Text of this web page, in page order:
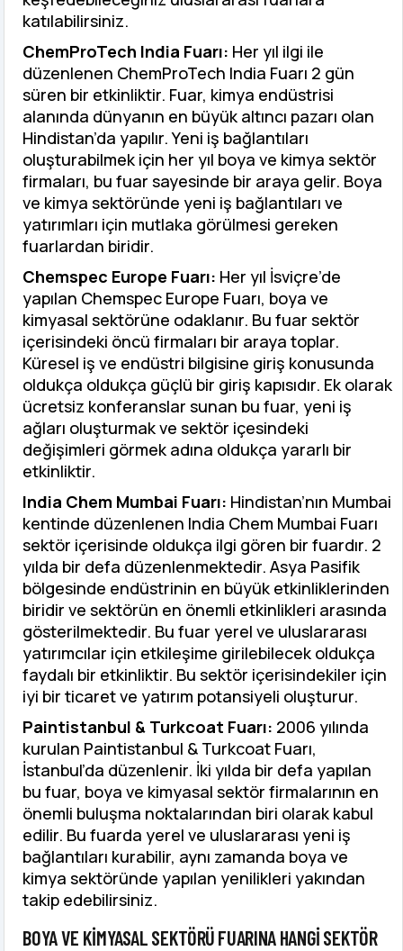
katılabilirsiniz.
ChemProTech India Fuarı: Her yıl ilgi ile
düzenlenen ChemProTech India Fuarı 2 gün
süren bir etkinliktir. Fuar, kimya endüstrisi
alanında dünyanın en büyük altıncı pazarı olan
Hindistan’da yapılır. Yeni iş bağlantıları
oluşturabilmek için her yıl boya ve kimya sektör
firmaları, bu fuar sayesinde bir araya gelir. Boya
ve kimya sektöründe yeni iş bağlantıları ve
yatırımları için mutlaka görülmesi gereken
fuarlardan biridir.
Chemspec Europe Fuarı: Her yıl İsviçre’de
yapılan Chemspec Europe Fuarı, boya ve
kimyasal sektörüne odaklanır. Bu fuar sektör
içerisindeki öncü firmaları bir araya toplar.
Küresel iş ve endüstri bilgisine giriş konusunda
oldukça oldukça güçlü bir giriş kapısıdır. Ek olarak
ücretsiz konferanslar sunan bu fuar, yeni iş
ağları oluşturmak ve sektör içesindeki
değişimleri görmek adına oldukça yararlı bir
etkinliktir.
India Chem Mumbai Fuarı: Hindistan’nın Mumbai
kentinde düzenlenen India Chem Mumbai Fuarı
sektör içerisinde oldukça ilgi gören bir fuardır. 2
yılda bir defa düzenlenmektedir. Asya Pasifik
bölgesinde endüstrinin en büyük etkinliklerinden
biridir ve sektörün en önemli etkinlikleri arasında
gösterilmektedir. Bu fuar yerel ve uluslararası
yatırımcılar için etkileşime girilebilecek oldukça
faydalı bir etkinliktir. Bu sektör içerisindekiler için
iyi bir ticaret ve yatırım potansiyeli oluşturur.
Paintistanbul & Turkcoat Fuarı: 2006 yılında
kurulan Paintistanbul & Turkcoat Fuarı,
İstanbul’da düzenlenir. İki yılda bir defa yapılan
bu fuar, boya ve kimyasal sektör firmalarının en
önemli buluşma noktalarından biri olarak kabul
edilir. Bu fuarda yerel ve uluslararası yeni iş
bağlantıları kurabilir, aynı zamanda boya ve
kimya sektöründe yapılan yenilikleri yakından
takip edebilirsiniz.
BOYA VE KIMYASAL SEKTÖRÜ FUARINA HANGI SEKTÖR